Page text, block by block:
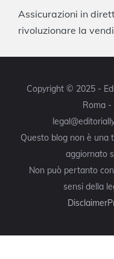
Assicurazioni in
rivoluzionare la
Copyright © 2025 -
Roma -
Questo blog non è una
aggiornato
Non può pertanto
sensi della
Disclaimer